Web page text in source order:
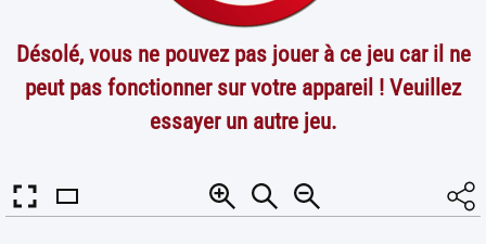
Désolé, vous ne pouvez pas jouer à ce jeu car il ne
peut pas fonctionner sur votre appareil ! Veuillez
essayer un autre jeu.